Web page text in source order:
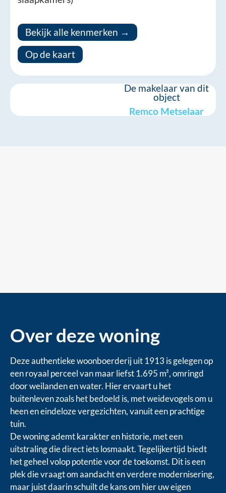
Bekijk alle kenmerken →
Op de kaart
De makelaar van dit
object
Remco Metselaar
Over deze woning
Deze authentieke woonboerderij uit 1913 is gelegen op
een royaal perceel van maar liefst 1.695 m², omringd
door weilanden en water. Hier ervaart u het
buitenleven zoals het bedoeld is, met weidevogels om u
heen en eindeloze vergezichten, vanuit een prachtige
tuin.
De woning ademt karakter en historie, met een
uitstraling die direct iets losmaakt. Tegelijkertijd biedt
het geheel volop potentie voor de toekomst. Dit is een
plek die vraagt om aandacht en verdere modernisering,
maar juist daarin schuilt de kans om hier uw eigen